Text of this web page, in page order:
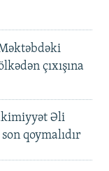
çıxışına
Əli
qoymalıdır